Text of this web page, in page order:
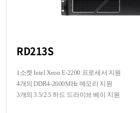
RD213S
1소켓 Intel Xeon E-2200 프로세서 지원
4개의 DDR4-2600MHz 메모리 지원
3개의 3.5/2.5 하드 드라이브 베이 지원